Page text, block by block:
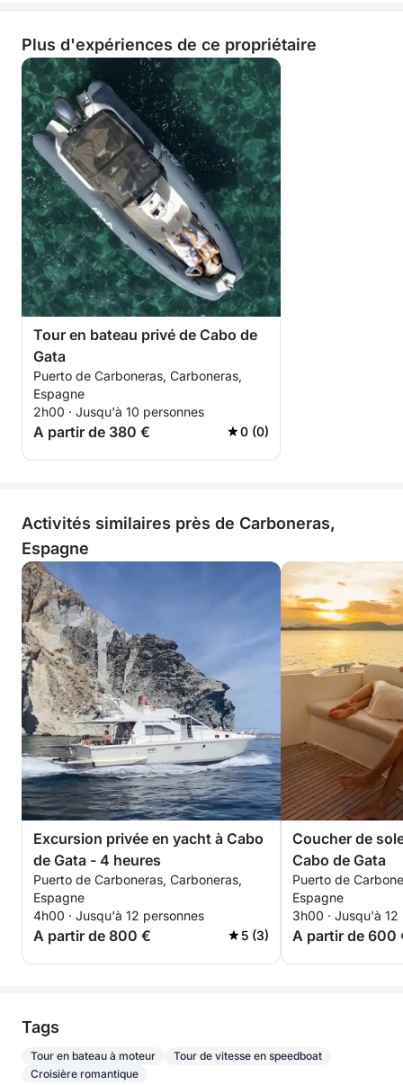
Plus d'expériences de ce propriétaire
Tour en bateau privé de Cabo de
Gata
Puerto de Carboneras, Carboneras,
Espagne
2h00 · Jusqu'à 10 personnes
A partir de 380 € 0 (0)
Activités similaires près de Carboneras,
Espagne
Excursion privée en yacht à Cabo
de Gata - 4 heures
Puerto de Carboneras, Carboneras,
Espagne
4h00 · Jusqu'à 12 personnes
A partir de 800 € 5 (3)
Coucher de
Cabo de Gata
Puerto de
Espagne
3h00 · Jusqu'à 12
A partir de 600
Tags
Tour en bateau à moteur
Tour de vitesse en speedboat
Croisière romantique